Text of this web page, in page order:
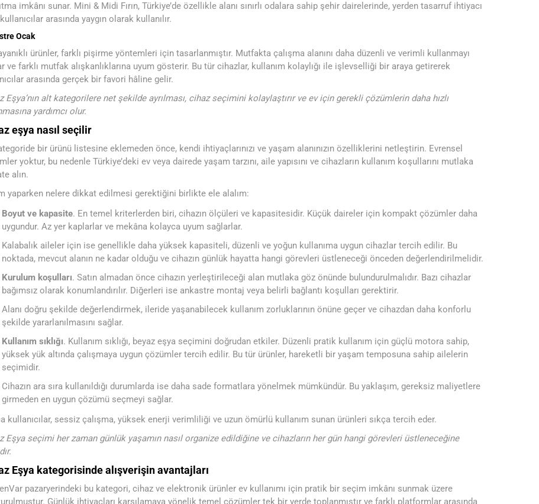
imkânı sunar. Mini & Midi Fırın, Türkiye’de özellikle alanı sınırlı odalara sahip şehir dairelerinde, yerden tasarruf ihtiyacı
arasında yaygın olarak kullanılır.
Ocak
ürünler, farklı pişirme yöntemleri için tasarlanmıştır. Mutfakta çalışma alanını daha düzenli ve verimli kullanmayı
ve farklı mutfak alışkanlıklarına uyum gösterir. Bu tür cihazlar, kullanım kolaylığı ile işlevselliği bir araya getirerek
arasında gerçek bir favori hâline gelir.
Eşya’nın alt kategorilere net şekilde ayrılması, cihaz seçimini kolaylaştırır ve ev için gerekli çözümlerin daha hızlı
yardımcı olur.
eşya nasıl seçilir
bir ürünü listesine eklemeden önce, kendi ihtiyaçlarınızı ve yaşam alanınızın özelliklerini netleştirin. Evrensel
yoktur, bu nedenle Türkiye’deki ev veya dairede yaşam tarzını, aile yapısını ve cihazların kullanım koşullarını mutlaka
alın.
yaparken nelere dikkat edilmesi gerektiğini birlikte ele alalım:
Boyut ve kapasite. En temel kriterlerden biri, cihazın ölçüleri ve kapasitesidir. Küçük daireler için kompakt çözümler daha
uygundur. Az yer kaplarlar ve mekâna kolayca uyum sağlarlar.
Kalabalık aileler için ise genellikle daha yüksek kapasiteli, düzenli ve yoğun kullanıma uygun cihazlar tercih edilir. Bu
noktada, mevcut alanın ne kadar olduğu ve cihazın günlük hayatta hangi görevleri üstleneceği önceden değerlendirilmelidir.
Kurulum koşulları. Satın almadan önce cihazın yerleştirileceği alan mutlaka göz önünde bulundurulmalıdır. Bazı cihazlar
bağımsız olarak konumlandırılır. Diğerleri ise ankastre montaj veya belirli bağlantı koşulları gerektirir.
Alanı doğru şekilde değerlendirmek, ileride yaşanabilecek kullanım zorluklarının önüne geçer ve cihazdan daha konforlu
şekilde yararlanılmasını sağlar.
Kullanım sıklığı. Kullanım sıklığı, beyaz eşya seçimini doğrudan etkiler. Düzenli pratik kullanım için güçlü motora sahip,
yüksek yük altında çalışmaya uygun çözümler tercih edilir. Bu tür ürünler, hareketli bir yaşam temposuna sahip ailelerin
seçimidir.
Cihazın ara sıra kullanıldığı durumlarda ise daha sade formatlara yönelmek mümkündür. Bu yaklaşım, gereksiz maliyetlere
girmeden en uygun çözümü seçmeyi sağlar.
kullanıcılar, sessiz çalışma, yüksek enerji verimliliği ve uzun ömürlü kullanım sunan ürünleri sıkça tercih eder.
Eşya seçimi her zaman günlük yaşamın nasıl organize edildiğine ve cihazların her gün hangi görevleri üstleneceğine
Eşya kategorisinde alışverişin avantajları
pazaryerindeki bu kategori, cihaz ve elektronik ürünler ev kullanımı için pratik bir seçim imkânı sunmak üzere